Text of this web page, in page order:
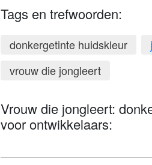
Tags en trefwoorden:
donkergetinte huidskleur
vrouw die jongleert
Vrouw die jongleert:
voor ontwikkelaars: